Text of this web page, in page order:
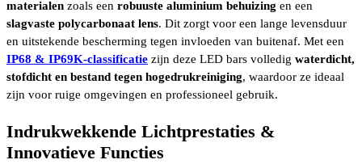
materialen zoals een robuuste aluminium behuizing en een
slagvaste polycarbonaat lens. Dit zorgt voor een lange levensduur
en uitstekende bescherming tegen invloeden van buitenaf. Met een
IP68 & IP69K-classificatie zijn deze LED bars volledig waterdicht,
stofdicht en bestand tegen hogedrukreiniging, waardoor ze ideaal
zijn voor ruige omgevingen en professioneel gebruik.
Indrukwekkende Lichtprestaties &
Innovatieve Functies